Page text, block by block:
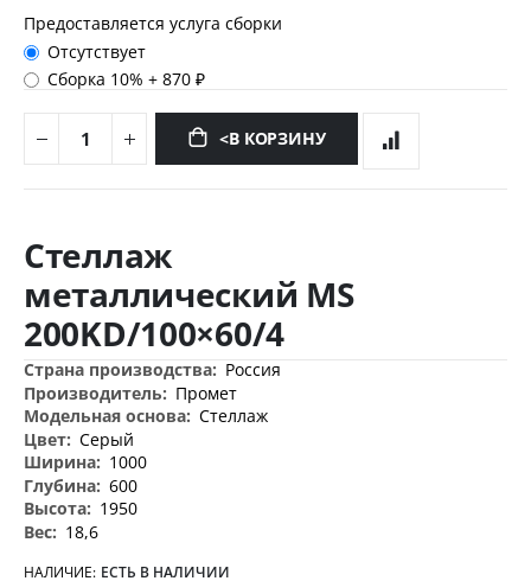
Предоставляется услуга сборки
Отсутствует
Сборка 10%+870 ₽
<В КОРЗИНУ
началу
изображений
Стеллаж
металлический MS
200KD/100×60/4
Дополнительная
информация
Россия
Промет
Стеллаж
Серый
1000
600
1950
18,6
НАЛИЧИЕ: ЕСТЬ В НАЛИЧИИ